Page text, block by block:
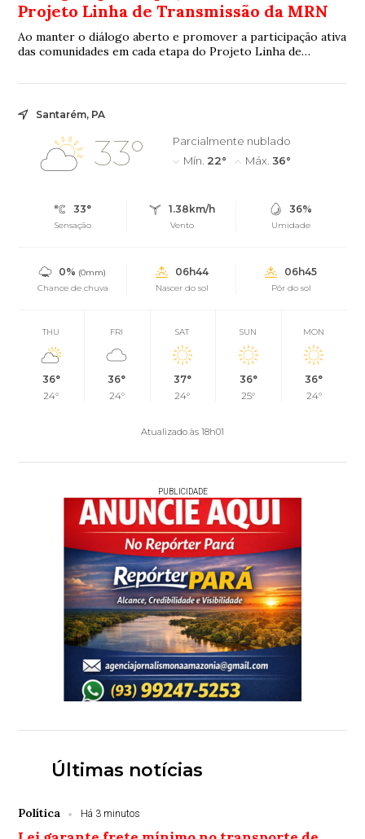
Projeto Linha de Transmissão da MRN
Ao manter o diálogo aberto e promover a participação ativa
das comunidades em cada etapa do Projeto Linha de
atuação construída no território e com quem vive nele
Santarém, PA
33°
Parcialmente nublado
Mín. 22° Máx. 36°
33°
Sensação
1.38km/h
Vento
36%
Umidade
0% (0mm)
Chance de chuva
06h44
Nascer do sol
06h45
Pôr do sol
THU
36°
24°
FRI
36°
24°
SAT
37°
24°
SUN
36°
25°
MON
36°
24°
Atualizado às 18h01
PUBLICIDADE
Últimas notícias
Política Há 3 minutos